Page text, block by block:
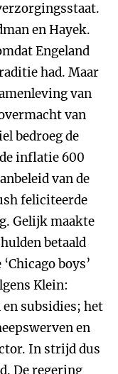
en Hayek.
Engeland
had. Maar
van
van
bedroeg de
inflatie 600
van de
feliciteerde
Gelijk maakte
betaald
boys’
Klein:
subsidies; het
en
In strijd dus
De regering